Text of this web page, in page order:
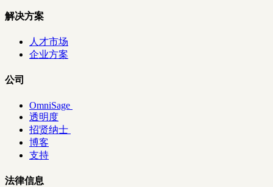
解决方案
人才市场
企业方案
公司
OmniSage
透明度
招贤纳士
博客
支持
法律信息